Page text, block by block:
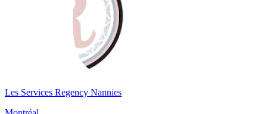
Les Services Regency Nannies